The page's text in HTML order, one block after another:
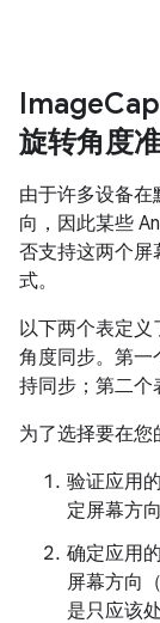
Image
旋转角度
由于许多设备
向，因此某些
否支持这两个屏
式。
以下两个表定
角度同步。第一
持同步；第二个
为了选择要在您
验证应用
定屏幕方
确定应用
屏幕方向
是只应该